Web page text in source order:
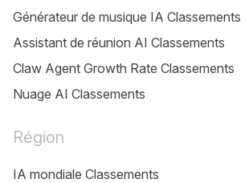
Générateur de musique IA Classements
Assistant de réunion AI Classements
Claw Agent Growth Rate Classements
Nuage AI Classements
Région
IA mondiale Classements